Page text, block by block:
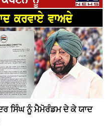
ਸਿੰਘ ਨੂੰ ਮੈਮੋਰੰਡਮ ਦੇ ਕੇ ਯਾਦ